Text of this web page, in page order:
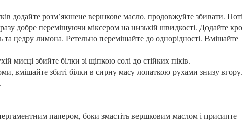
додайте розм’якшене вершкове масло, продовжуйте збивати.
добре перемішуючи міксером на низькій швидкості. Додайте
цедру лимона. Ретельно перемішайте до однорідності. Вмішайте
мисці збийте білки зі щіпкою солі до стійких піків.
вмішайте збиті білки в сирну масу лопаткою рухами знизу вгору.
папером, боки змастіть вершковим маслом і присипте